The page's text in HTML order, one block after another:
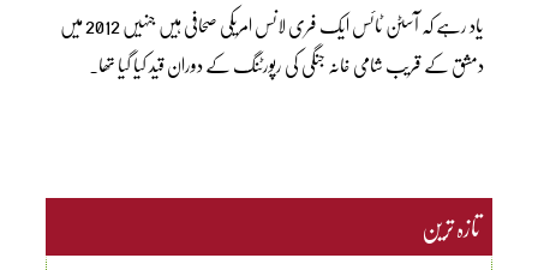
یاد رہے کہ آسٹن ٹائس ایک فری لانس امریکی صحافی ہیں جنہیں 2012 میں
دمشق کے قریب شامی خانہ جنگی کی رپورٹنگ کے دوران قید کیا گیا تھا۔
تازہ ترین